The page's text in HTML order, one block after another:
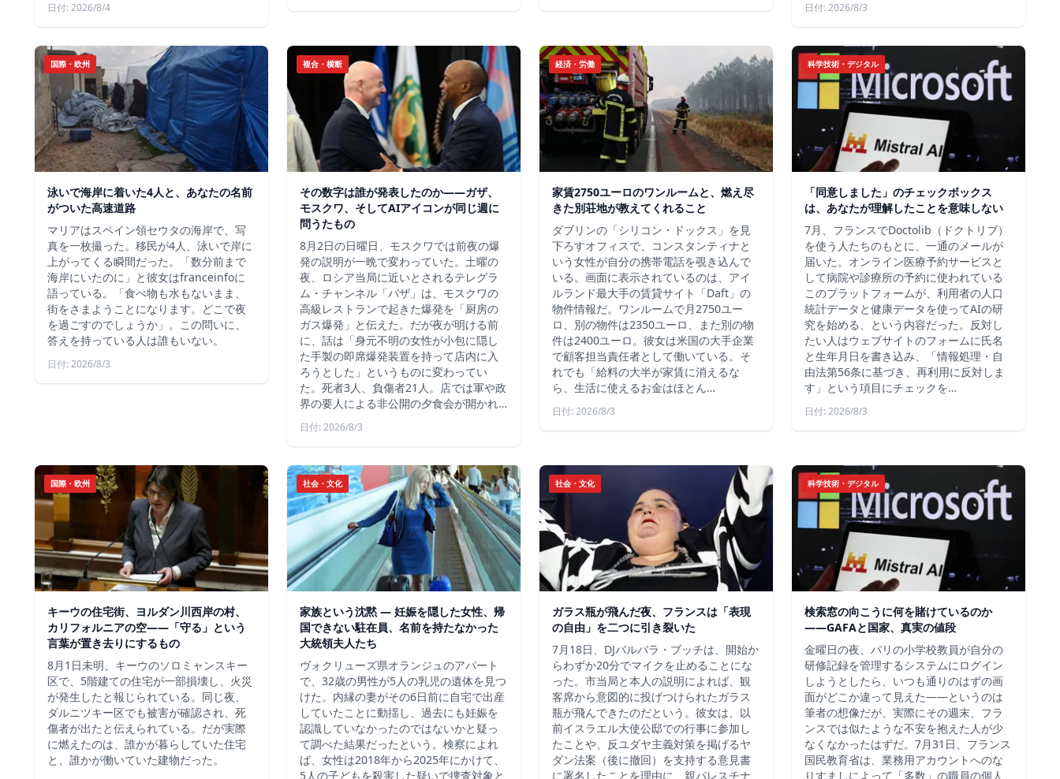
日付: 2026/8/4 日付: 2026/8/3
国際・欧州
泳いで海岸に着いた4人と、あなたの名前
がついた高速道路
マリアはスペイン領セウタの海岸で、写
真を一枚撮った。移民が4人、泳いで岸に
上がってくる瞬間だった。「数分前まで
海岸にいたのに」と彼女はfranceinfoに
語っている。「食べ物も水もないまま、
街をさまようことになります。どこで夜
を過ごすのでしょうか」。この問いに、
答えを持っている人は誰もいない。
日付: 2026/8/3
複合・横断
その数字は誰が発表したのか——ガザ、
モスクワ、そしてAIアイコンが同じ週に
問うたもの
8月2日の日曜日、モスクワでは前夜の爆
発の説明が一晩で変わっていた。土曜の
夜、ロシア当局に近いとされるテレグラ
ム・チャンネル「バザ」は、モスクワの
高級レストランで起きた爆発を「厨房の
ガス爆発」と伝えた。だが夜が明ける前
に、話は「身元不明の女性が小包に隠し
た手製の即席爆発装置を持って店内に入
ろうとした」というものに変わってい
た。死者3人、負傷者21人。店では軍や政
界の要人による非公開の夕食会が開かれ…
日付: 2026/8/3
経済・労働
家賃2750ユーロのワンルームと、燃え尽
きた別荘地が教えてくれること
ダブリンの「シリコン・ドックス」を見
下ろすオフィスで、コンスタンティナと
いう女性が自分の携帯電話を覗き込んで
いる。画面に表示されているのは、アイ
ルランド最大手の賃貸サイト「Daft」の
物件情報だ。ワンルームで月2750ユー
ロ、別の物件は2350ユーロ、また別の物
件は2400ユーロ。彼女は米国の大手企業
で顧客担当責任者として働いている。そ
れでも「給料の大半が家賃に消えるな
ら、生活に使えるお金はほとん…
日付: 2026/8/3
科学技術・デジタル
「同意しました」のチェックボックス
は、あなたが理解したことを意味しない
7月、フランスでDoctolib（ドクトリブ）
を使う人たちのもとに、一通のメールが
届いた。オンライン医療予約サービスと
して病院や診療所の予約に使われている
このプラットフォームが、利用者の人口
統計データと健康データを使ってAIの研
究を始める、という内容だった。反対し
たい人はウェブサイトのフォームに氏名
と生年月日を書き込み、「情報処理・自
由法第56条に基づき、再利用に反対しま
す」という項目にチェックを…
日付: 2026/8/3
国際・欧州
キーウの住宅街、ヨルダン川西岸の村、
カリフォルニアの空——「守る」という
言葉が置き去りにするもの
8月1日未明、キーウのソロミャンスキー
区で、5階建ての住宅が一部損壊し、火災
が発生したと報じられている。同じ夜、
ダルニツキー区でも被害が確認され、死
傷者が出たと伝えられている。だが実際
に燃えたのは、誰かが暮らしていた住宅
と、誰かが働いていた建物だった。
社会・文化
家族という沈黙 ― 妊娠を隠した女性、帰
国できない駐在員、名前を持たなかった
大統領夫人たち
ヴォクリューズ県オランジュのアパート
で、32歳の男性が5人の乳児の遺体を見つ
けた。内縁の妻がその6日前に自宅で出産
していたことに動揺し、過去にも妊娠を
認識していなかったのではないかと疑っ
て調べた結果だったという。検察によれ
ば、女性は2018年から2025年にかけて、
5人の子どもを殺害した疑いで捜査対象と
社会・文化
ガラス瓶が飛んだ夜、フランスは「表現
の自由」を二つに引き裂いた
7月18日、DJバルバラ・ブッチは、開始か
らわずか20分でマイクを止めることにな
った。市当局と本人の説明によれば、観
客席から意図的に投げつけられたガラス
瓶が飛んできたのだという。彼女は、以
前イスラエル大使公邸での行事に参加し
たことや、反ユダヤ主義対策を掲げるヤ
ダン法案（後に撤回）を支持する意見書
に署名したことを理由に、親パレスチナ
科学技術・デジタル
検索窓の向こうに何を賭けているのか
——GAFAと国家、真実の値段
金曜日の夜、パリの小学校教員が自分の
研修記録を管理するシステムにログイン
しようとしたら、いつも通りのはずの画
面がどこか違って見えた——というのは
筆者の想像だが、実際にその週末、フラ
ンスでは似たような不安を抱えた人が少
なくなかったはずだ。7月31日、フランス
国民教育省は、業務用アカウントへのな
りすましによって「多数」の職員の個人